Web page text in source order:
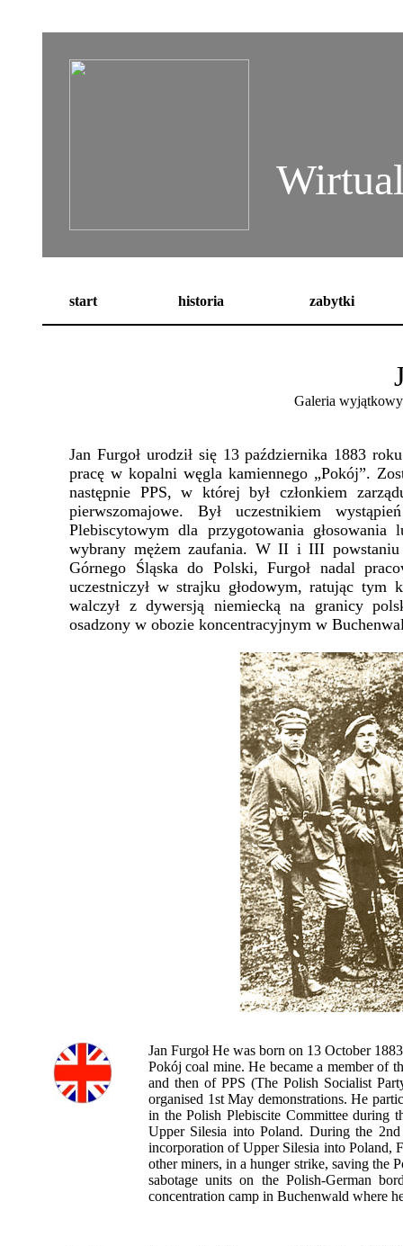
start historia zabytki
Galeria
Jan Furgoł urodził się 13 października 1883
pracę w kopalni węgla kamiennego „Pokój”.
następnie PPS, w której był członkiem
pierwszomajowe. Był uczestnikiem
Plebiscytowym dla przygotowania głosowania
wybrany mężem zaufania. W II i III powstaniu
Górnego Śląska do Polski, Furgoł nadal
uczestniczył w strajku głodowym, ratując
walczył z dywersją niemiecką na granicy
osadzony w obozie koncentracyjnym w
Jan Furgoł He was born on 13 October
Pokój coal mine. He became a member of
and then of PPS (The Polish Socialist
organised 1st May demonstrations. He
in the Polish Plebiscite Committee during
Upper Silesia into Poland. During the
incorporation of Upper Silesia into Poland,
other miners, in a hunger strike, saving the
sabotage units on the Polish-German
concentration camp in Buchenwald where